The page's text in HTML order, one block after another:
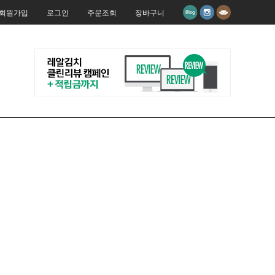
원가입 로그인 주문조회 장바구니